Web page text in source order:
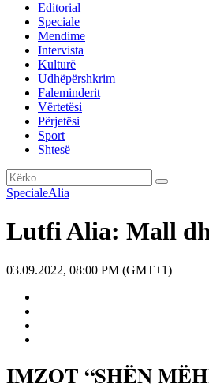
Editorial
Speciale
Mendime
Intervista
Kulturë
Udhëpërshkrim
Faleminderit
Vërtetësi
Përjetësi
Sport
Shtesë
SpecialeAlia
Lutfi Alia: Mall
03.09.2022, 08:00 PM (GMT+1)
IMZOT “SHËN